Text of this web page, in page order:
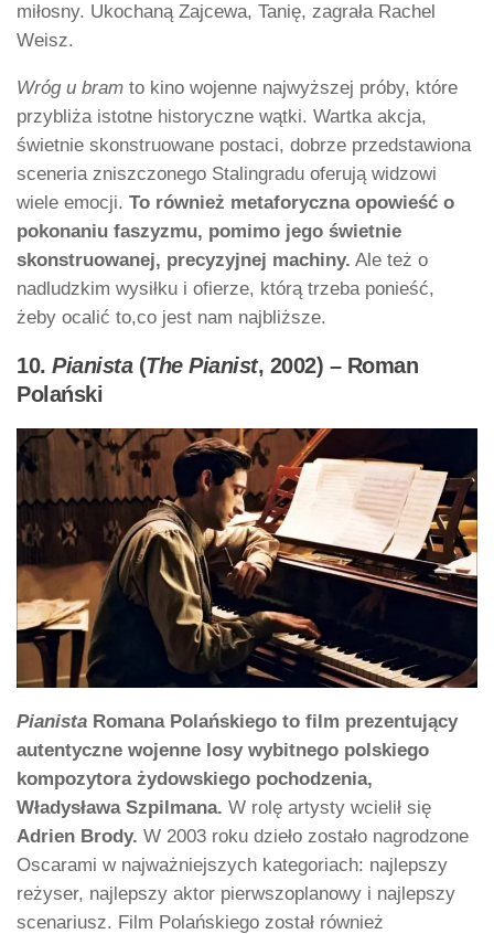
miłosny. Ukochaną Zajcewa, Tanię, zagrała Rachel
Weisz.
Wróg u bram to kino wojenne najwyższej próby, które
przybliża istotne historyczne wątki. Wartka akcja,
świetnie skonstruowane postaci, dobrze przedstawiona
sceneria zniszczonego Stalingradu oferują widzowi
wiele emocji. To również metaforyczna opowieść o
pokonaniu faszyzmu, pomimo jego świetnie
skonstruowanej, precyzyjnej machiny. Ale też o
nadludzkim wysiłku i ofierze, którą trzeba ponieść,
żeby ocalić to,co jest nam najbliższe.
10. Pianista(The Pianist, 2002) – Roman
Polański
Pianista Romana Polańskiego to film prezentujący
autentyczne wojenne losy wybitnego polskiego
kompozytora żydowskiego pochodzenia,
Władysława Szpilmana. W rolę artysty wcielił się
Adrien Brody. W 2003 roku dzieło zostało nagrodzone
Oscarami w najważniejszych kategoriach: najlepszy
reżyser, najlepszy aktor pierwszoplanowy i najlepszy
scenariusz. Film Polańskiego został również